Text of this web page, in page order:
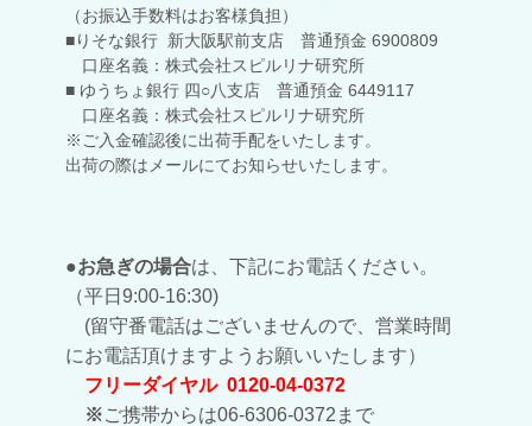
（お振込手数料はお客様負担）
■りそな銀行 新大阪駅前支店 普通預金 6900809
口座名義：株式会社スピルリナ研究所
■ ゆうちょ銀行 四○八支店 普通預金 6449117
口座名義：株式会社スピルリナ研究所
※ ご入金確認後に出荷手配をいたします。
出荷の際はメールにてお知らせいたします。
●お急ぎの場合は、下記にお電話ください。
（平日9:00-16:30)
(留守番電話はございませんので、営業時間
にお電話頂けますようお願いいたします）
フリーダイヤル 0120-04-0372
※ご携帯からは06-6306-0372まで